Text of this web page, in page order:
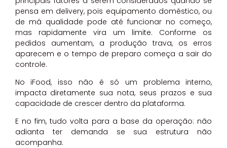
pensa em delivery, pois equipamento doméstico, ou
de má qualidade pode até funcionar no começo,
mas rapidamente vira um limite. Conforme os
pedidos aumentam, a produção trava, os erros
aparecem e o tempo de preparo começa a sair do
controle.
No iFood, isso não é só um problema interno,
impacta diretamente sua nota, seus prazos e sua
capacidade de crescer dentro da plataforma.
E no fim, tudo volta para a base da operação: não
adianta ter demanda se sua estrutura não
acompanha.